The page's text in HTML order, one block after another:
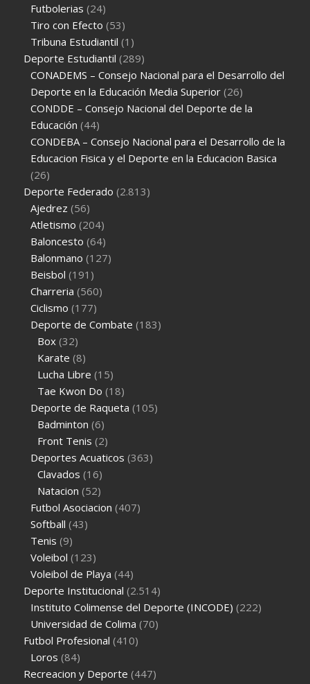
Futbolerias (24)
Tiro con Efecto (53)
Tribuna Estudiantil (1)
Deporte Estudiantil (289)
CONADEMS – Consejo Nacional para el Desarrollo del
Deporte en la Educación Media Superior (26)
CONDDE – Consejo Nacional del Deporte de la
Educación (44)
CONDEBA – Consejo Nacional para el Desarrollo de la
Educacion Fisica y el Deporte en la Educacion Basica
(26)
Deporte Federado (2.813)
Ajedrez (56)
Atletismo (204)
Baloncesto (64)
Balonmano (127)
Beisbol (191)
Charreria (560)
Ciclismo (177)
Deporte de Combate (183)
Box (32)
Karate (8)
Lucha Libre (15)
Tae Kwon Do (18)
Deporte de Raqueta (105)
Badminton (6)
Front Tenis (2)
Deportes Acuaticos (363)
Clavados (16)
Natacion (52)
Futbol Asociacion (407)
Softball (43)
Tenis (9)
Voleibol (123)
Voleibol de Playa (44)
Deporte Institucional (2.514)
Instituto Colimense del Deporte (INCODE) (222)
Universidad de Colima (70)
Futbol Profesional (410)
Loros (84)
Recreacion y Deporte (447)